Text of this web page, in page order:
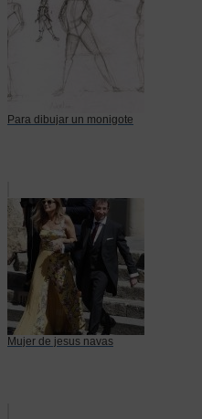
Para dibujar un monigote
Mujer de jesus navas